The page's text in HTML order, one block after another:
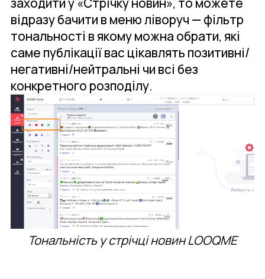
відразу бачити в меню ліворуч — фільтр
тональності в якому можна обрати, які
саме публікації вас цікавлять позитивні/
негативні/нейтральні чи всі без
конкретного розподілу.
Тональність у стрічці новин LOOQME